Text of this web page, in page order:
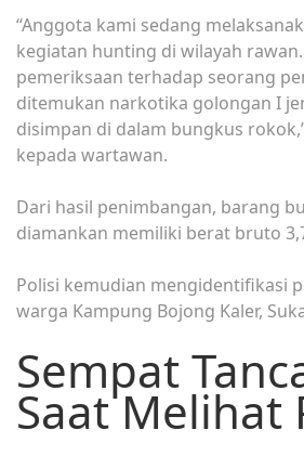
“Anggota kami sedang
kegiatan hunting di wilayah
pemeriksaan terhadap seorang
ditemukan narkotika golongan I
disimpan di dalam bungkus
kepada wartawan.
Dari hasil penimbangan, barang
diamankan memiliki berat bruto
Polisi kemudian mengidentifikasi
warga Kampung Bojong Kaler,
Sempat
Saat Melihat